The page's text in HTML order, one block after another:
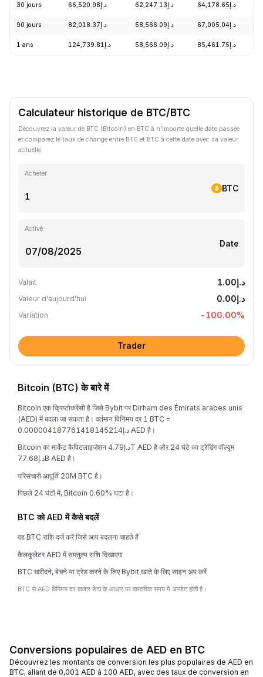
30 jours د.إ66,520.98 د.إ62,247.13 د.إ64,178.65
90 jours د.إ82,018.37 د.إ58,566.09 د.إ67,005.04
1 ans د.إ124,739.81 د.إ58,566.09 د.إ85,461.75
Calculateur historique de BTC/BTC
Découvrez la valeur de BTC (Bitcoin) en BTC à n'importe quelle date passée
et comparez le taux de change entre BTC et BTC à cette date avec sa valeur
actuelle.
Acheter
BTC
Activé
Date
Valait د.إ1.00
Valeur d'aujourd'hui د.إ0.00
Variation -100.00%
Trader
Bitcoin (BTC) के बारे में
Bitcoin एक क्रिप्टोकरेंसी है जिसे Bybit पर Dirham des Émirats arabes unis
(AED) में बदला जा सकता है। वर्तमान विनिमय दर 1 BTC =
د.إ0.000004187761418145214 AED है।
Bitcoin का मार्केट कैपिटलाइजेशन د.إ4.79T AED है और 24 घंटे का ट्रेडिंग वॉल्यूम
د.إ77.68B AED है।
परिसंचारी आपूर्ति 20M BTC है।
पिछले 24 घंटों में, Bitcoin 0.60% घटा है।
BTC को AED में कैसे बदलें
वह BTC राशि दर्ज करें जिसे आप बदलना चाहते हैं
कैलकुलेटर AED में समतुल्य राशि दिखाएगा
BTC खरीदने, बेचने या ट्रेड करने के लिए Bybit खाते के लिए साइन अप करें
BTC से AED विनिमय दर बाजार डेटा के आधार पर वास्तविक समय में अपडेट होती है।
Conversions populaires de AED en BTC
Découvrez les montants de conversion les plus populaires de AED en
BTC, allant de 0,001 AED à 100 AED, avec des taux de conversion en